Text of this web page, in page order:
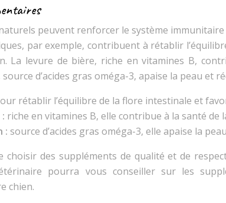
peuvent renforcer le système
par exemple, contribuent à rétablir
La levure de bière, riche en vitamines B,
source d’acides gras oméga-3, apaise la peau et
rétablir l’équilibre de la flore intestinale et
riche en vitamines B, elle contribue à la santé de
: source d’acides gras oméga-3, elle apaise la
choisir des suppléments de qualité et de
pourra vous conseiller sur les
chien.